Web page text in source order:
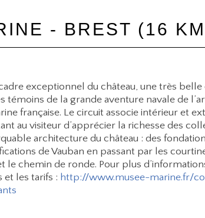
- BREST (16
exceptionnel du château, une très
témoins de la grande aventure navale de
française. Le circuit associe intérieur et
au visiteur d’apprécier la richesse des
architecture du château : des
de Vauban en passant par les
le chemin de ronde. Pour plus
et les tarifs : http://www.musee-marine.fr/